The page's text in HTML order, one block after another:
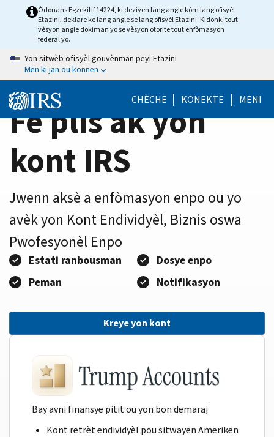
HomeÒdonans Egzekitif 14224, ki deziyen lang angle kòm lang ofisyèl
Etazini, deklare ke lang angle se lang ofisyèl Etazini. Kidonk, tout
vèsyon angle dokiman yo se vèsyon otorite tout enfòmasyon
federal yo.
Yon sitwèb ofisyèl gouvènman peyi Etazini
Men ki jan ou konnen
CHÈCHE KONEKTE MENI
Fè plis ak yon
kont IRS
Jwenn aksè a enfòmasyon enpo ou yo
avèk yon Kont Endividyèl, Biznis oswa
Pwofesyonèl Enpo
Estati ranbousman
Dosye enpo
Peman
Notifikasyon
Kreye yon kont
Bay avni finansye pitit ou yon bon demaraj
Kont retrèt endividyèl pou sitwayen Ameriken